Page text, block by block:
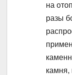
на
разы
камня,